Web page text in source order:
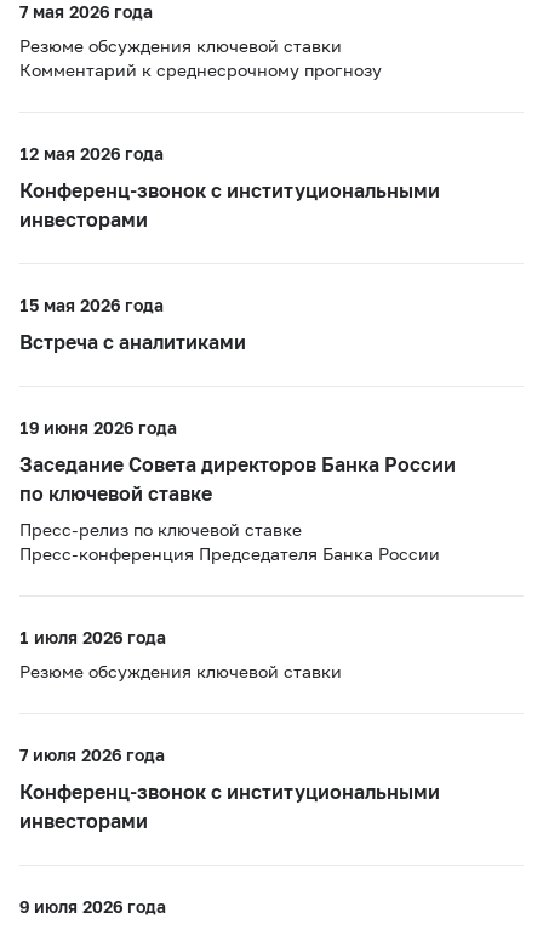
7 мая 2026 года
Резюме обсуждения ключевой ставки
Комментарий к среднесрочному прогнозу
12 мая 2026 года
Конференц-звонок с институциональными
инвесторами
15 мая 2026 года
Встреча с аналитиками
19 июня 2026 года
Заседание Совета директоров Банка России
по ключевой ставке
Пресс-релиз по ключевой ставке
Пресс-конференция Председателя Банка России
1 июля 2026 года
Резюме обсуждения ключевой ставки
7 июля 2026 года
Конференц-звонок с институциональными
инвесторами
9 июля 2026 года